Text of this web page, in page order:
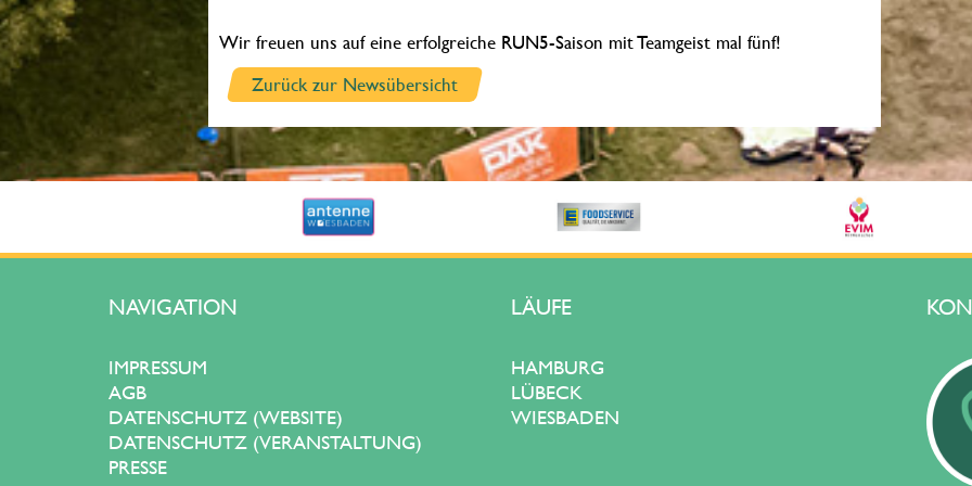
Wir freuen uns auf eine erfolgreiche RUN5-Saison mit Teamgeist mal fünf!
Zurück zur Newsübersicht
NAVIGATION
IMPRESSUM
AGB
DATENSCHUTZ (WEBSITE)
DATENSCHUTZ (VERANSTALTUNG)
PRESSE
LÄUFE
HAMBURG
LÜBECK
WIESBADEN